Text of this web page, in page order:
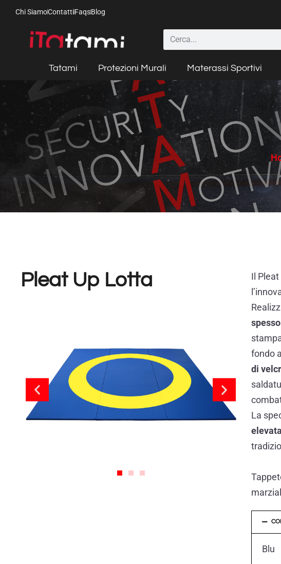
Chi SiamoContattiFaqsBlog
Tatami Protezioni Murali Materassi Sportivi
Pleat Up Lotta
Il
fondo
di
La
Blu